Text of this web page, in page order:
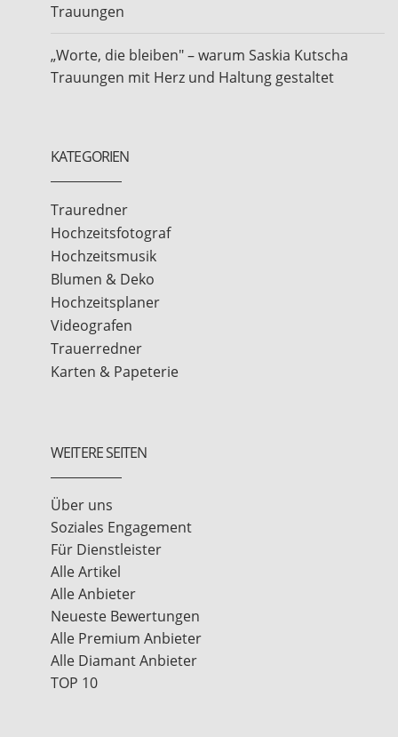
Trauungen
„Worte, die bleiben" – warum Saskia Kutscha
Trauungen mit Herz und Haltung gestaltet
KATEGORIEN
Trauredner
Hochzeitsfotograf
Hochzeitsmusik
Blumen & Deko
Hochzeitsplaner
Videografen
Trauerredner
Karten & Papeterie
WEITERE SEITEN
Über uns
Soziales Engagement
Für Dienstleister
Alle Artikel
Alle Anbieter
Neueste Bewertungen
Alle Premium Anbieter
Alle Diamant Anbieter
TOP 10